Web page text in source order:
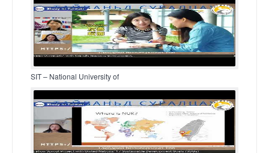
SIT – National University of